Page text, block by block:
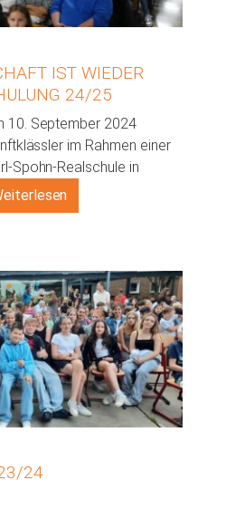
IST WIEDER
24/25
10. September 2024
im Rahmen einer
Spohn-Realschule in
24